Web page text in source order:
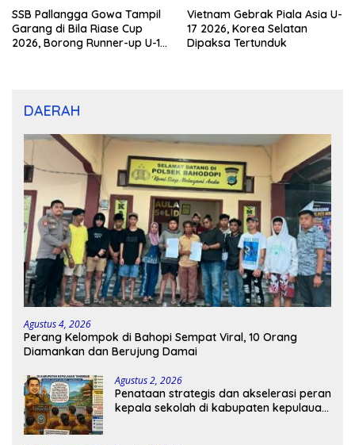
SSB Pallangga Gowa Tampil
Garang di Bila Riase Cup
2026, Borong Runner-up U-10
Vietnam Gebrak Piala Asia U-
17 2026, Korea Selatan
Dipaksa Tertunduk
DAERAH
Agustus 4, 2026
Perang Kelompok di Bahopi Sempat Viral, 10 Orang
Diamankan dan Berujung Damai
Agustus 2, 2026
Penataan strategis dan akselerasi peran
kepala sekolah di kabupaten kepulauan